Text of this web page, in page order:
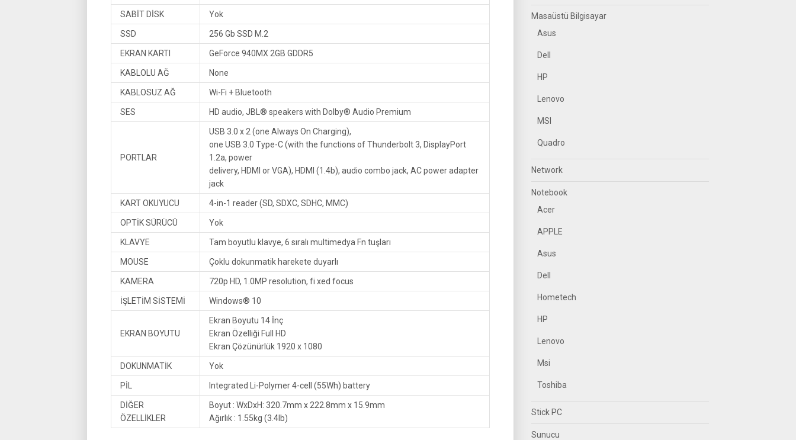
SABİT DİSK Yok
SSD 256 Gb SSD M.2
EKRAN KARTI GeForce 940MX 2GB GDDR5
KABLOLU AĞ None
KABLOSUZ AĞ Wi-Fi + Bluetooth
SES HD audio, JBL® speakers with Dolby® Audio Premium
PORTLAR
USB 3.0 x 2 (one Always On Charging),
one USB 3.0 Type-C (with the functions of Thunderbolt 3, DisplayPort
1.2a, power
delivery, HDMI or VGA), HDMI (1.4b), audio combo jack, AC power adapter
jack
KART OKUYUCU 4-in-1 reader (SD, SDXC, SDHC, MMC)
OPTİK SÜRÜCÜ Yok
KLAVYE Tam boyutlu klavye, 6 sıralı multimedya Fn tuşları
MOUSE Çoklu dokunmatik harekete duyarlı
KAMERA 720p HD, 1.0MP resolution, fi xed focus
İŞLETİM SİSTEMİ Windows® 10
EKRAN BOYUTU
Ekran Boyutu 14 İnç
Ekran Özelliği Full HD
Ekran Çözünürlük 1920 x 1080
DOKUNMATİK Yok
PİL Integrated Li-Polymer 4-cell (55Wh) battery
DİĞER
ÖZELLİKLER
Boyut : WxDxH: 320.7mm x 222.8mm x 15.9mm
Ağırlık : 1.55kg (3.4lb)
Masaüstü Bilgisayar
Asus
Dell
HP
Lenovo
MSI
Quadro
Network
Notebook
Acer
APPLE
Asus
Dell
Hometech
HP
Lenovo
Msi
Toshiba
Stick PC
Sunucu